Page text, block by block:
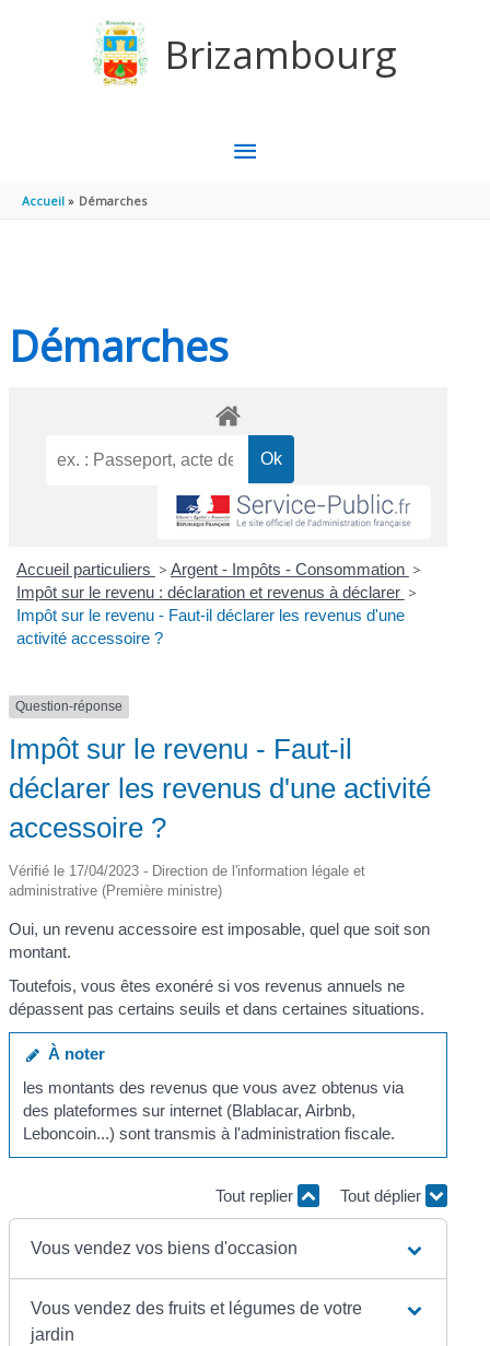
Brizambourg
MENU
Accueil Démarches
Démarches
Accueil particuliers > Argent - Impôts - Consommation >
Impôt sur le revenu : déclaration et revenus à déclarer >
Impôt sur le revenu - Faut-il déclarer les revenus d'une
activité accessoire ?
Question-réponse
Impôt sur le revenu - Faut-il
déclarer les revenus d'une activité
accessoire ?
Vérifié le 17/04/2023 - Direction de l'information légale et
administrative (Première ministre)
Oui, un revenu accessoire est imposable, quel que soit son
montant.
Toutefois, vous êtes exonéré si vos revenus annuels ne
dépassent pas certains seuils et dans certaines situations.
À noter
les montants des revenus que vous avez obtenus via
des plateformes sur internet (Blablacar, Airbnb,
Leboncoin...) sont transmis à l'administration fiscale.
Tout replier Tout déplier
Vous vendez vos biens d'occasion
Vous vendez des fruits et légumes de votre
jardin